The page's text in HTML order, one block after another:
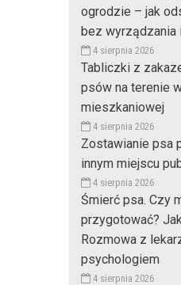
ogrodzie – jak
bez wyrządzania
4 sierpnia 2026
Tabliczki z
psów na terenie
mieszkaniowej
4 sierpnia 2026
Zostawianie psa
innym miejscu
4 sierpnia 2026
Śmierć psa. Czy
przygotować?
Rozmowa z
psychologiem
4 sierpnia 2026